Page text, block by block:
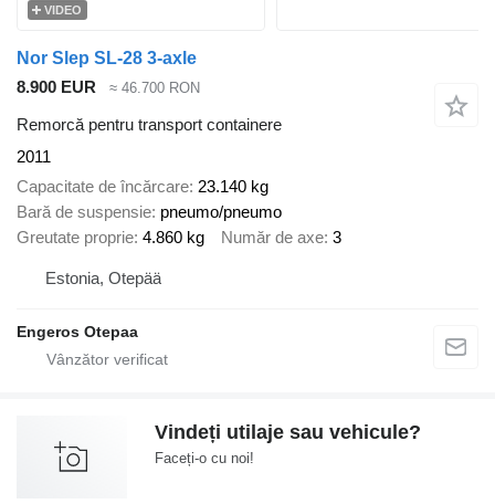
VIDEO
Nor Slep SL-28 3-axle
8.900 EUR
≈ 46.700 RON
Remorcă pentru transport containere
2011
Capacitate de încărcare 23.140 kg
Bară de suspensie pneumo/pneumo
Greutate proprie 4.860 kg Număr de axe 3
Estonia, Otepää
Engeros Otepaa
Vindeți utilaje sau vehicule?
Faceți-o cu noi!